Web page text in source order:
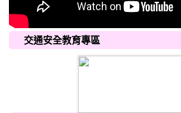
交通安全教育專區